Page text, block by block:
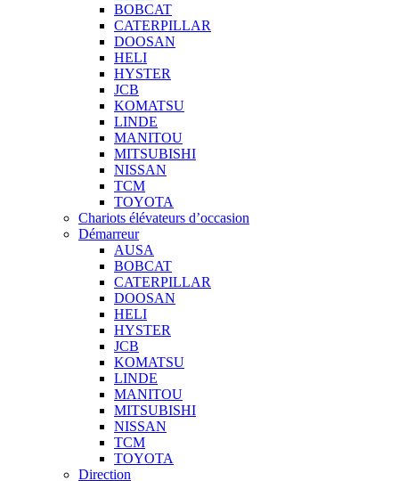
BOBCAT
CATERPILLAR
DOOSAN
HELI
HYSTER
JCB
KOMATSU
LINDE
MANITOU
MITSUBISHI
NISSAN
TCM
TOYOTA
Chariots élévateurs d’occasion
Démarreur
AUSA
BOBCAT
CATERPILLAR
DOOSAN
HELI
HYSTER
JCB
KOMATSU
LINDE
MANITOU
MITSUBISHI
NISSAN
TCM
TOYOTA
Direction